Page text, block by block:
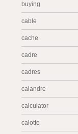
buying
cable
cache
cadre
cadres
calandre
calculator
calotte